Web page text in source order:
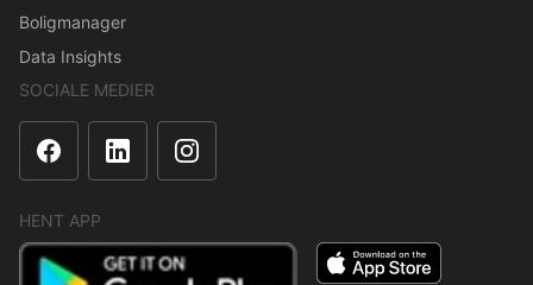
Boligmanager
Data Insights
SOCIALE MEDIER
HENT APP